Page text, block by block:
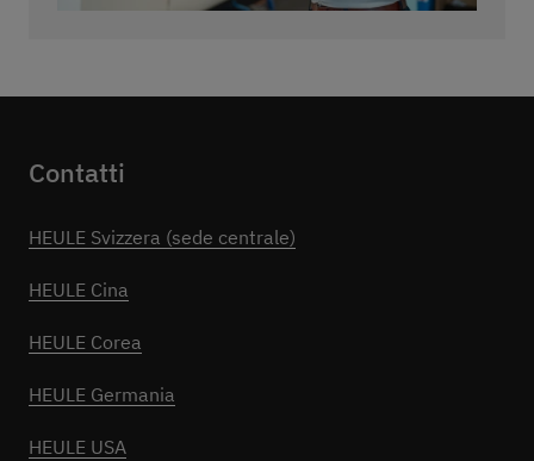
Contatti
HEULE Svizzera (sede centrale)
HEULE Cina
HEULE Corea
HEULE Germania
HEULE USA